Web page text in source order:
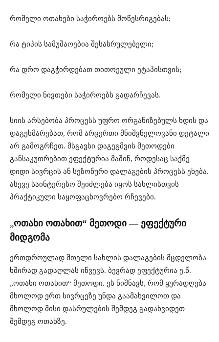
რომელი ოთახები საჭიროებს მოწესრიგებას;
რა ტიპის სამუშაოებია შესასრულებელი;
რა დრო დაგჭირდებათ თითოეული ეტაპისთვის;
რომელი ნივთები საჭიროებს გადარჩევას.
სიის არსებობა პროცესს უფრო ორგანიზებულს ხდის და
დაგეხმარებათ, რომ არცერთი მნიშვნელოვანი დეტალი
არ გამოგრჩეთ. მსგავსი დაგეგმვის მეთოდები
განსაკუთრებით ეფექტურია მაშინ, როდესაც საქმე
დიდი სივრცის ან სეზონური დალაგების პროცესს ეხება.
ასევე საინტერესო შეიძლება იყოს სახლისთვის
პრაქტიკული საყოფაცხოვრებო რჩევები⁠.
„ოთახი ოთახით“ მეთოდი — ეფექტური
მიდგომა
ერთდროულად მთელი სახლის დალაგების მცდელობა
ხშირად გადაღლას იწვევს. ბევრად ეფექტურია ე.წ.
„ოთახი ოთახით“ მეთოდი. ეს ნიშნავს, რომ ყურადღება
მხოლოდ ერთ სივრცეზე უნდა გაამახვილოთ და
მხოლოდ მისი დასრულების შემდეგ გადახვიდეთ
შემდეგ ოთახზე.